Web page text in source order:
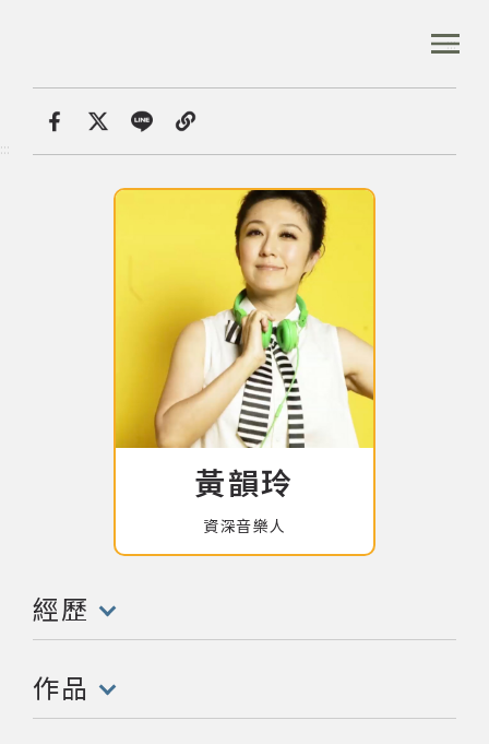
區
:::
首頁 音樂人口述歷史
:::
黃韻玲
資深音樂人
經歷
(點擊開啟/收合以下內容)
作品
(點擊開啟/收合以下內容)
首頁
音樂人口述歷史
專文專區
關於資料庫
音樂獎項